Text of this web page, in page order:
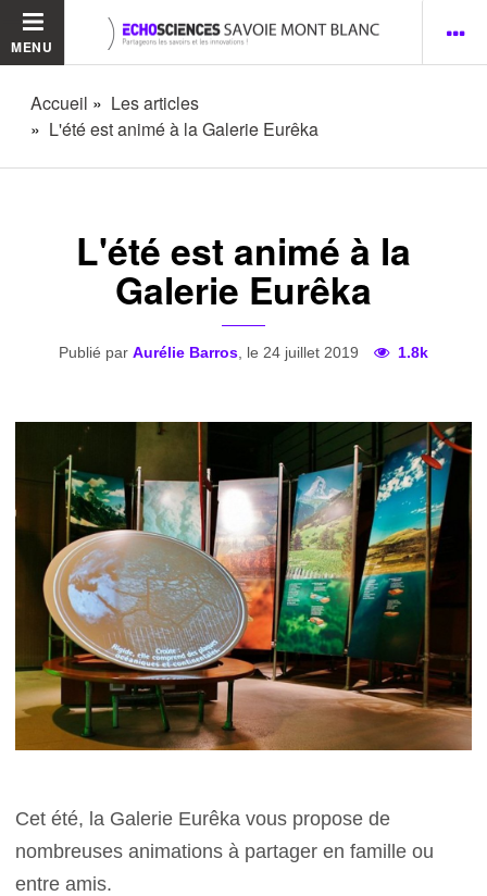
MENU
Accueil
Les articles
L'été est animé à la Galerie Eurêka
L'été est animé à la
Galerie Eurêka
Publié par Aurélie Barros , le 24 juillet 2019 1.8k
Cet été, la Galerie Eurêka vous propose de
nombreuses animations à partager en famille ou
entre amis.